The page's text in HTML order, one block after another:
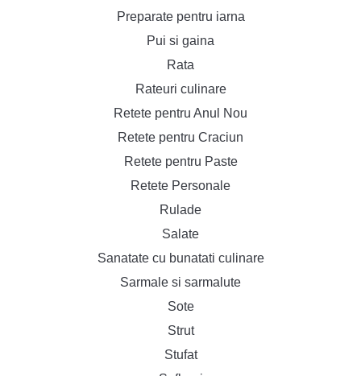
Preparate pentru iarna
Pui si gaina
Rata
Rateuri culinare
Retete pentru Anul Nou
Retete pentru Craciun
Retete pentru Paste
Retete Personale
Rulade
Salate
Sanatate cu bunatati culinare
Sarmale si sarmalute
Sote
Strut
Stufat